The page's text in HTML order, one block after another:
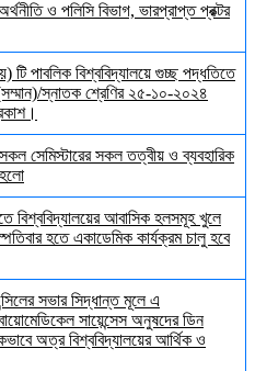
ও পলিসি বিভাগ, ভারপ্রাপ্ত প্রক্টর
টি পাবলিক বিশ্ববিদ্যালয়ে গুচ্ছ পদ্ধতিতে
স্নাতক শ্রেণির ২৫-১০-২০২৪
সেমিস্টারের সকল তত্বীয় ও ব্যবহারিক
বিশ্ববিদ্যালয়ের আবাসিক হলসমূহ খুলে
হতে একাডেমিক কার্যক্রম চালু হবে
সভার সিদ্ধান্ত মূলে এ
সায়েন্সেস অনুষদের ডিন
অত্র বিশ্ববিদ্যালয়ের আর্থিক ও